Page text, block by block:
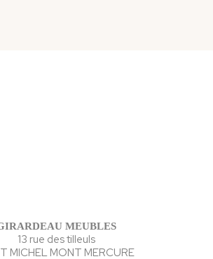
MEUBLES
13 rue des tilleuls
MICHEL MONT MERCURE